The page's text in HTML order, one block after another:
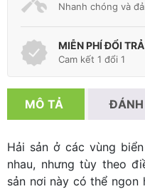
Nhanh chóng và
MIỄN PHÍ ĐỔI TRẢ
Cam kết 1 đổi 1
MÔ TẢ
Hải sản ở các vùng
nhau, nhưng tùy theo
sản nơi này có thể ngon